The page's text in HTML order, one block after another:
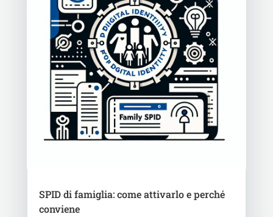
SPID di famiglia: come attivarlo e perché
conviene